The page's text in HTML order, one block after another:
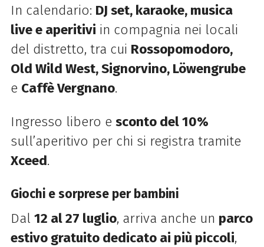
In calendario: DJ set, karaoke, musica
live e aperitivi in compagnia nei locali
del distretto, tra cui Rossopomodoro,
Old Wild West, Signorvino, Löwengrube
e Caffè Vergnano.
Ingresso libero e sconto del 10%
sull’aperitivo per chi si registra tramite
Xceed.
Giochi e sorprese per bambini
Dal 12 al 27 luglio, arriva anche un parco
estivo gratuito dedicato ai più piccoli,